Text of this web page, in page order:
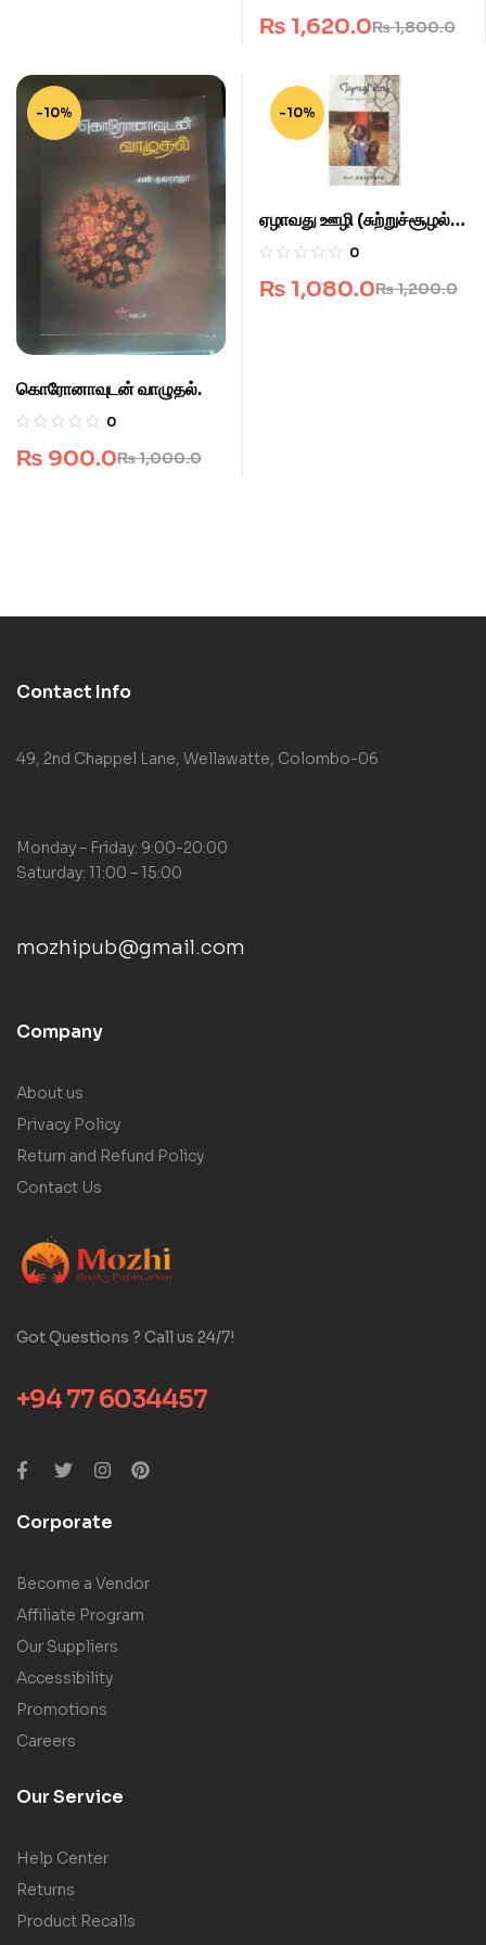
₨1,800.0
₨ 1,620.0
-10%
கொரோனாவுடன் வாழுதல்.
0
₨1,000.0
₨ 900.0
-10%
ஏழாவது ஊழி (சுற்றுச்சூழல்
கட்டுரைகள்.)0
₨1,200.0
₨ 1,080.0
Contact Info
49, 2nd Chappel Lane, Wellawatte, Colombo-06
Monday – Friday: 9:00-20:00
Saturday: 11:00 – 15:00
mozhipub@gmail.com
Company
About us
Privacy Policy
Return and Refund Policy
Contact Us
Got Questions ? Call us 24/7!
+94 77 6034457
Corporate
Become a Vendor
Affiliate Program
Our Suppliers
Accessibility
Promotions
Careers
Our Service
Help Center
Returns
Product Recalls